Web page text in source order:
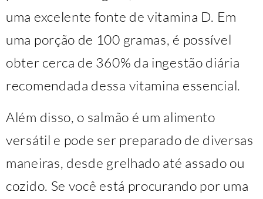
uma excelente fonte de vitamina D. Em
uma porção de 100 gramas, é possível
obter cerca de 360% da ingestão diária
recomendada dessa vitamina essencial.
Além disso, o salmão é um alimento
versátil e pode ser preparado de diversas
maneiras, desde grelhado até assado ou
cozido. Se você está procurando por uma